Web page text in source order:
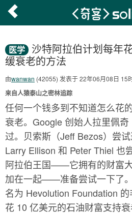
医学
沙特阿拉伯计划每年
缓衰老的方法
由wanwan (42055) 发表于 22年06月08日 15
来自人猿泰山之密林追踪
任何一个钱多到不知道怎么花
衰老。Google 创始人拉里佩
过。贝索斯（Jeff Bezos）尝
Larry Ellison 和 Peter Thiel 也
阿拉伯王国——它拥有的财富
加在一起——准备尝试一下了
名为 Hevolution Foundation
花 10 亿美元的石油财富支持衰